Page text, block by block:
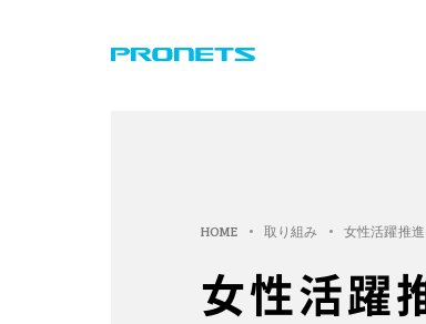
HOME 取り組み 女性活躍推
女性活躍